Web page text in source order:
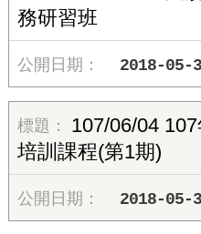
務研習班
2018-05-
107/06/04
培訓課程(第1期)
2018-05-